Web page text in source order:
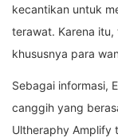
kecantikan untuk
terawat. Karena
khususnya para
Sebagai informasi,
canggih yang
Ultheraphy Amplify